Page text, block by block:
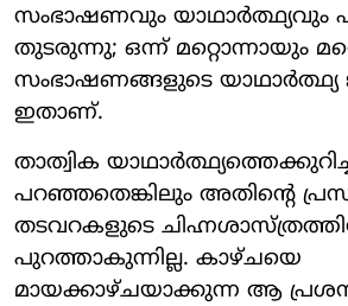
സംഭാഷണവും യാഥാര്‍ത്ഥ്യവും
തുടരുന്നു; ഒന്ന് മറ്റൊന്നായും
സംഭാഷണങ്ങളുടെ
ഇതാണ്.
താത്വിക
പറഞ്ഞതെങ്കിലും അതിന്റെ
തടവറകളുടെ
പുറത്താകുന്നില്ല. കാഴ്ചയെ
മായക്കാഴ്ചയാക്കുന്ന ആ